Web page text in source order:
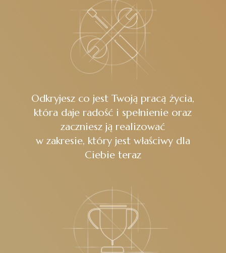
Odkryjesz co jest Twoją pracą życia,
która daje radość i spełnienie oraz
zaczniesz ją realizować
w zakresie, który jest właściwy dla
Ciebie teraz